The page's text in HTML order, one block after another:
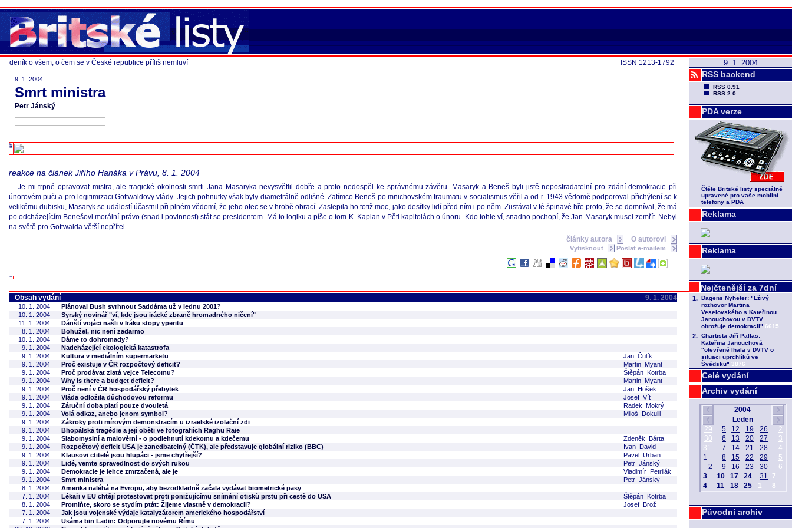
9. 1. 2004
RSS backend
RSS 0.91
RSS 2.0
PDA verze
Čtěte Britské listy speciálně
upravené pro vaše mobilní
telefony a PDA
Reklama
Reklama
Celé vydání
Archiv vydání
Původní archiv
ISSN 1213-1792
deník o všem, o čem se v České republice příliš nemluví
9. 1. 2004
Smrt ministra
Petr Jánský
reakce na článek Jiřího Hanáka v Právu, 8. 1. 2004
Je mi trpné opravovat mistra, ale tragické okolnosti smrti Jana Masaryka nevysvětlil dobře a proto nedospěl ke správnému závěru. Masaryk a Beneš byli jistě nepostradatelní pro zdání demokracie při
únorovém puči a pro legitimizaci Gottwaldovy vlády. Jejich pohnutky však byly diametrálně odlišné. Zatímco Beneš po mnichovském traumatu v socialismus věřil a od r. 1943 vědomě podporoval přichýlení se k
velikému dubisku, Masaryk se událostí účastnil při plném vědomí, že jeho otec se v hrobě obrací. Zaslepila ho totiž moc, jako desítky lidí před ním i po něm. Zůstával v té špinavé hře proto, že se domníval, že má
po odcházejícím Benešovi morální právo (snad i povinnost) stát se presidentem. Má to logiku a píše o tom K. Kaplan v Pěti kapitolách o únoru. Kdo tohle ví, snadno pochopí, že Jan Masaryk musel zemřít. Nebyl
na světě pro Gottwalda větší nepřítel.
články autora
O autorovi
Vytisknout Poslat e-mailem
Obsah vydání 9. 1. 2004
10. 1. 2004
Plánoval Bush svrhnout Saddáma už v lednu 2001?
10. 1. 2004
Syrský novinář "ví, kde jsou irácké zbraně hromadného ničení"
11. 1. 2004
Dánští vojáci našli v Iráku stopy yperitu
8. 1. 2004
Bohužel, nic není zadarmo
10. 1. 2004
Dáme to dohromady?
9. 1. 2004
Nadcházející ekologická katastrofa
9. 1. 2004
Kultura v mediálním supermarketu
Jan Čulík
9. 1. 2004
Proč existuje v ČR rozpočtový deficit?
Martin Myant
9. 1. 2004
Proč prodávat zlatá vejce Telecomu?
Štěpán Kotrba
9. 1. 2004
Why is there a budget deficit?
Martin Myant
9. 1. 2004
Proč není v ČR hospodářský přebytek
Jan Hošek
9. 1. 2004
Vláda odložila důchodovou reformu
Josef Vít
9. 1. 2004
Záruční doba platí pouze dvouletá
Radek Mokrý
9. 1. 2004
Volá odkaz, anebo jenom symbol?
Miloš Dokulil
9. 1. 2004
Zákroky proti mírovým demonstracím u izraelské izolační zdi
9. 1. 2004
Bhopálská tragédie a její oběti ve fotografiích Raghu Raie
9. 1. 2004
Slabomyslní a malověrní - o podlehnutí kdekomu a kdečemu
Zdeněk Bárta
9. 1. 2004
Rozpočtový deficit USA je zanedbatelný (ČTK), ale představuje globální riziko (BBC)
Ivan David
9. 1. 2004
Klausovi ctitelé jsou hlupáci - jsme chytřejší?
Pavel Urban
9. 1. 2004
Lidé, vemte spravedlnost do svých rukou
Petr Jánský
9. 1. 2004
Demokracie je lehce zmrzačená, ale je
Vladimír Petrilák
9. 1. 2004
Smrt ministra
Petr Jánský
8. 1. 2004
Amerika naléhá na Evropu, aby bezodkladně začala vydávat biometrické pasy
7. 1. 2004
Lékaři v EU chtějí protestovat proti ponižujícímu snímání otisků prstů při cestě do USA
Štěpán Kotrba
8. 1. 2004
Promiňte, skoro se stydím ptát: Žijeme vlastně v demokracii?
Josef Brož
7. 1. 2004
Jak jsou vojenské výdaje katalyzátorem amerického hospodářství
7. 1. 2004
Usáma bin Ladin: Odporujte novému Římu